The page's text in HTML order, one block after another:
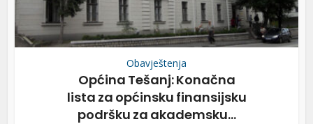
Obavještenja
Općina Tešanj: Konačna
lista za općinsku finansijsku
podršku za akademsku...